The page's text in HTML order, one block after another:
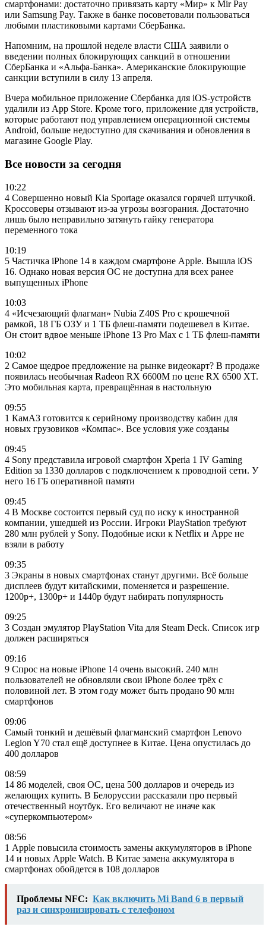
смартфонами: достаточно привязать карту «Мир» к Mir Pay
или Samsung Pay. Также в банке посоветовали пользоваться
любыми пластиковыми картами СберБанка.
Напомним, на прошлой неделе власти США заявили о
введении полных блокирующих санкций в отношении
СберБанка и «Альфа-Банка». Американские блокирующие
санкции вступили в силу 13 апреля.
Вчера мобильное приложение Сбербанка для iOS-устройств
удалили из App Store. Кроме того, приложение для устройств,
которые работают под управлением операционной системы
Android, больше недоступно для скачивания и обновления в
магазине Google Play.
Все новости за сегодня
10:22
4 Совершенно новый Kia Sportage оказался горячей штучкой.
Кроссоверы отзывают из-за угрозы возгорания. Достаточно
лишь было неправильно затянуть гайку генератора
переменного тока
10:19
5 Частичка iPhone 14 в каждом смартфоне Apple. Вышла iOS
16. Однако новая версия ОС не доступна для всех ранее
выпущенных iPhone
10:03
4 «Исчезающий флагман» Nubia Z40S Pro с крошечной
рамкой, 18 ГБ ОЗУ и 1 ТБ флеш-памяти подешевел в Китае.
Он стоит вдвое меньше iPhone 13 Pro Max с 1 ТБ флеш-памяти
10:02
2 Самое щедрое предложение на рынке видеокарт? В продаже
появилась необычная Radeon RX 6600M по цене RX 6500 XT.
Это мобильная карта, превращённая в настольную
09:55
1 КамАЗ готовится к серийному производству кабин для
новых грузовиков «Компас». Все условия уже созданы
09:45
4 Sony представила игровой смартфон Xperia 1 IV Gaming
Edition за 1330 долларов c подключением к проводной сети. У
него 16 ГБ оперативной памяти
09:45
4 В Москве состоится первый суд по иску к иностранной
компании, ушедшей из России. Игроки PlayStation требуют
280 млн рублей у Sony. Подобные иски к Netflix и Appe не
взяли в работу
09:35
3 Экраны в новых смартфонах станут другими. Всё больше
дисплеев будут китайскими, поменяется и разрешение.
1200p+, 1300p+ и 1440p будут набирать популярность
09:25
3 Создан эмулятор PlayStation Vita для Steam Deck. Список игр
должен расширяться
09:16
9 Спрос на новые iPhone 14 очень высокий. 240 млн
пользователей не обновляли свои iPhone более трёх с
половиной лет. В этом году может быть продано 90 млн
смартфонов
09:06
Самый тонкий и дешёвый флагманский смартфон Lenovo
Legion Y70 стал ещё доступнее в Китае. Цена опустилась до
400 долларов
08:59
14 86 моделей, своя ОС, цена 500 долларов и очередь из
желающих купить. В Белоруссии рассказали про первый
отечественный ноутбук. Его величают не иначе как
«суперкомпьютером»
08:56
1 Apple повысила стоимость замены аккумуляторов в iPhone
14 и новых Apple Watch. В Китае замена аккумулятора в
смартфонах обойдется в 108 долларов
Проблемы NFC: Как включить Mi Band 6 в первый
раз и синхронизировать с телефоном